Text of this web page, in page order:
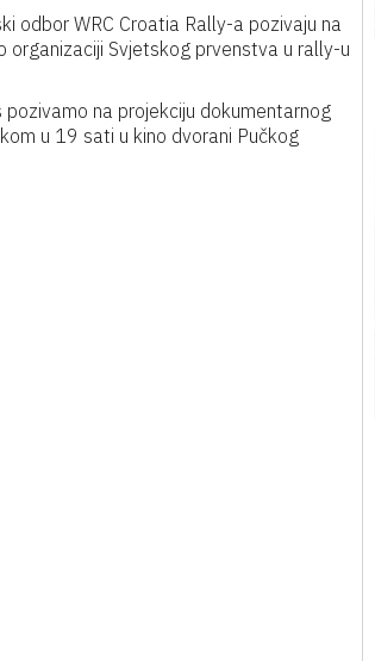
odbor WRC Croatia Rally-a pozivaju na
Svjetskog prvenstva u rally-u
na projekciju dokumentarnog
u 19 sati u kino dvorani Pučkog